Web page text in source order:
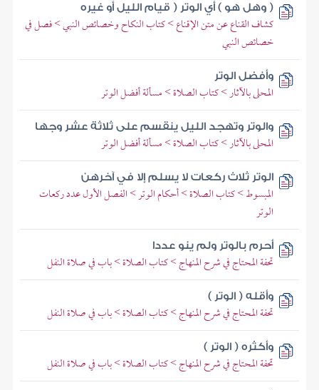
( وهل هو ) أي الوتر ( قيام الليل أو غيره
كشاف القناع عن متن الإقناع > كتاب النكاح وخصائص النبي > فصل في
خصائص النبي
وأفضل الوتر
المحلى بالآثار > كتاب الصلاة > مسألة أفضل الوتر
والوتر وتهجد الليل ينقسم على ثلاثة عشر وجها
المحلى بالآثار > كتاب الصلاة > مسألة أفضل الوتر
الوتر ثلاث ركعات لا يسلم إلا في آخرهن
المبسوط > كتاب الصلاة > أحكام الوتر > الفصل الأول عدد ركعات
الوتر
أحرم بالوتر ولم ينو عددا
تحفة المحتاج في شرح المنهاج > كتاب الصلاة > باب في صلاة النفل
وأقله ( الوتر )
تحفة المحتاج في شرح المنهاج > كتاب الصلاة > باب في صلاة النفل
وأكثره ( الوتر )
تحفة المحتاج في شرح المنهاج > كتاب الصلاة > باب في صلاة النفل